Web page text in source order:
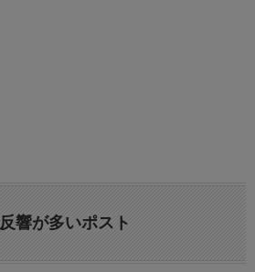
反響が多いポスト